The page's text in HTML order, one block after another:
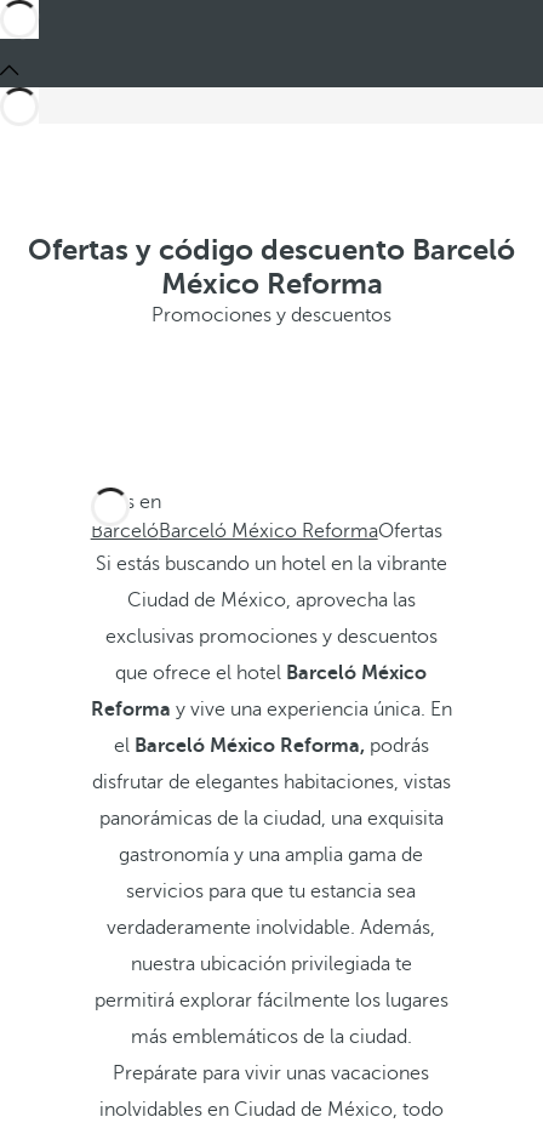
Ofertas y código descuento Barceló
México Reforma
Promociones y descuentos
Estás en
BarcelóBarceló México ReformaOfertas
Si estás buscando un hotel en la vibrante
Ciudad de México, aprovecha las
exclusivas promociones y descuentos
que ofrece el hotel Barceló México
Reforma y vive una experiencia única. En
el Barceló México Reforma, podrás
disfrutar de elegantes habitaciones, vistas
panorámicas de la ciudad, una exquisita
gastronomía y una amplia gama de
servicios para que tu estancia sea
verdaderamente inolvidable. Además,
nuestra ubicación privilegiada te
permitirá explorar fácilmente los lugares
más emblemáticos de la ciudad.
Prepárate para vivir unas vacaciones
inolvidables en Ciudad de México, todo